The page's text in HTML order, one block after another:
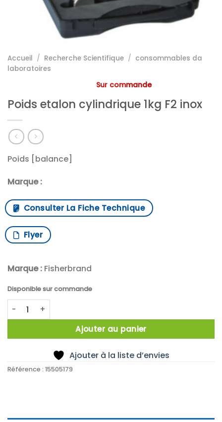
Accueil / Recherche Scientifique / consommables da
laboratoires
Sur commande
Poids etalon cylindrique 1kg F2 inox
Poids [balance]
Marque :
Consulter La Fiche Technique
Flyer
Marque : Fisherbrand
Disponible sur commande
quantité de Poids etalon cylindrique 1kg F2 inox
Ajouter au panier
Ajouter à la liste d’envies
Référence : 15505179